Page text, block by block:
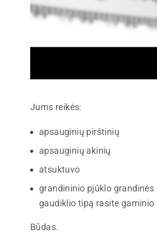
Jums reikės:
apsauginių pirštinių
apsauginių akinių
atsuktuvo
grandininio pjūklo
gaudiklio tipą rasite
Būdas.